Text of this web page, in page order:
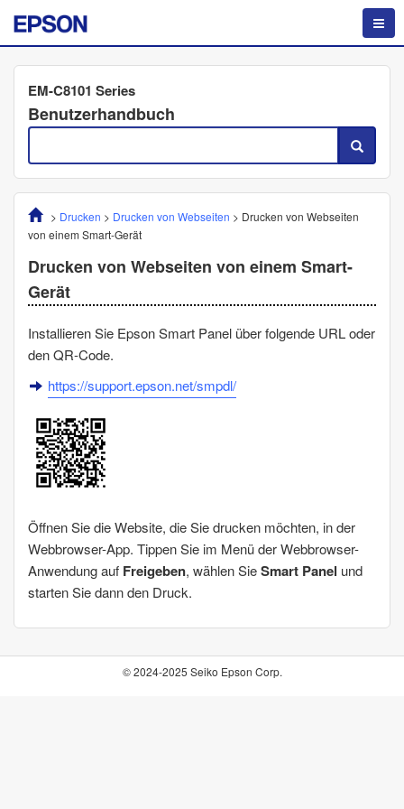
EM-C8101 Series
Benutzerhandbuch
> Drucken > Drucken von Webseiten > Drucken von Webseiten
von einem Smart-Gerät
Drucken von Webseiten von einem Smart-
Gerät
Installieren Sie Epson Smart Panel über folgende URL oder
den QR-Code.
https://support.epson.net/smpdl/
Öffnen Sie die Website, die Sie drucken möchten, in der
Webbrowser-App. Tippen Sie im Menü der Webbrowser-
Anwendung auf Freigeben, wählen SieSmart Panel und
starten Sie dann den Druck.
© 2024-2025 Seiko Epson Corp.